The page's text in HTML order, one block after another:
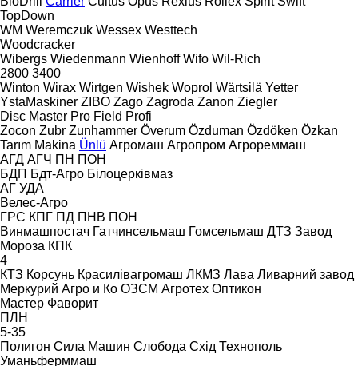
TopDown
WM Weremczuk Wessex Westtech
Woodcracker
Wibergs Wiedenmann Wienhoff Wifo Wil-Rich
2800 3400
Winton Wirax Wirtgen Wishek Woprol Wärtsilä Yetter
YstaMaskiner ZIBO Zago Zagroda Zanon Ziegler
Disc Master Pro Field Profi
Zocon Zubr Zunhammer Överum Özduman Özdöken Özkan
Tarım Makina Ünlü Агромаш Агропром Агрореммаш
АГД АГЧ ПН ПОН
БДП Бдт-Агро Білоцерківмаз
АГ УДА
Велес-Агро
ГРС КПГ ПД ПНВ ПОН
Винмашпостач Гатчинсельмаш Гомсельмаш ДТЗ Завод
Мороза КПК
4
КТЗ Корсунь Красилівагромаш ЛКМЗ Лава Ливарний завод
Меркурий Агро и Ко ОЗСМ Агротех Оптикон
Мастер Фаворит
ПЛН
5-35
Полигон Сила Машин Слобода Схід Технополь
Уманьферммаш